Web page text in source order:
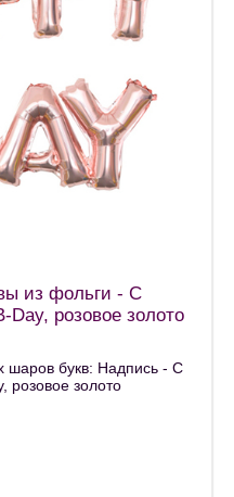
из фольги - С
розовое золото
шаров букв: Надпись - С
розовое золото